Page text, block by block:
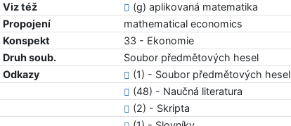
Viz též
(g) aplikovaná matematika
Propojení
mathematical economics
Konspekt
33 - Ekonomie
Druh soub.
Soubor předmětových hesel
Odkazy
(1) - Soubor předmětových hesel
(48) - Naučná literatura
(2) - Skripta